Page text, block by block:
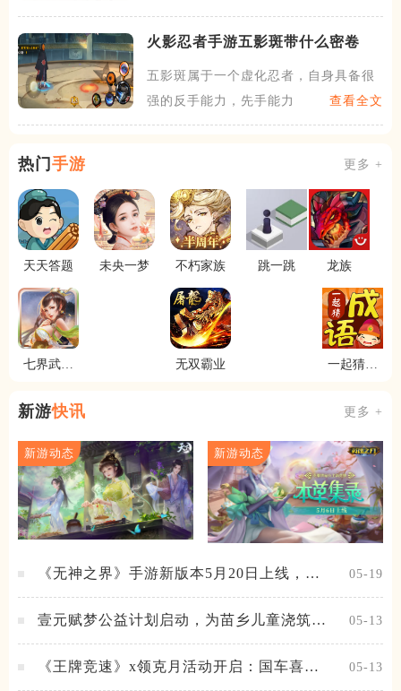
火影忍者手游五影斑带什么密卷
五影斑属于一个虚化忍者，自身具备很
强的反手能力，先手能力会相
查看全文
热门 手游 更多 +
天天答题 未央一梦 不朽家族 跳一跳 龙族
七界武神
无双霸业
一起猜成
新游快讯 更多 +
新游动态 新游动态
《无神之界》手游新版本5月20日上线，女
05-19
壹元赋梦公益计划启动，为苗乡儿童浇筑梦
05-13
《王牌竞速》x领克月活动开启：国车喜迎
05-13